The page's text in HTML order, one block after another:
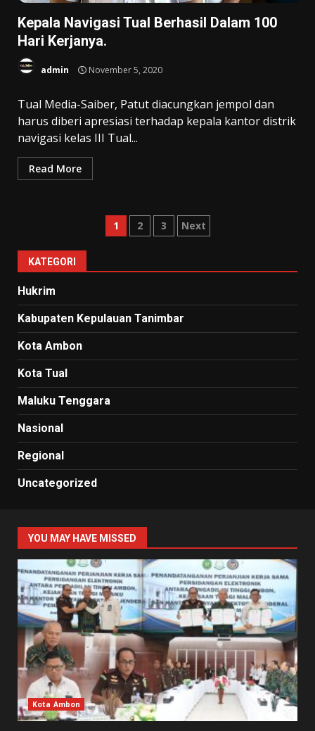
Kepala Navigasi Tual Berhasil Dalam 100
Hari Kerjanya.
admin November 5, 2020
Tual Media-Saiber, Patut diacungkan jempol dan
harus diberi apresiasi terhadap kepala kantor distrik
navigasi kelas III Tual...
Read More
Paginasi
1 2 3 Next
KATEGORI
Hukrim
Kabupaten Kepulauan Tanimbar
Kota Ambon
Kota Tual
Maluku Tenggara
Nasional
Regional
Uncategorized
YOU MAY HAVE MISSED
Kota Ambon